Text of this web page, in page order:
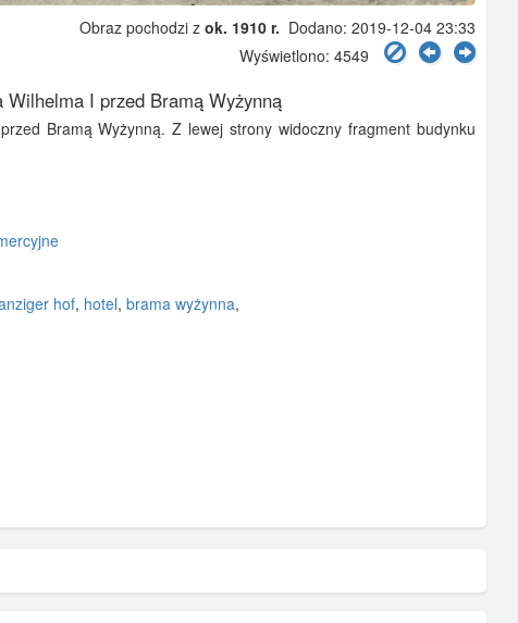
Obraz pochodzi z ok. 1910 r. Dodano: 2019-12-04 23:33
Wyświetlono: 4549
Wilhelma I przed Bramą Wyżynną
Bramą Wyżynną. Z lewej strony widoczny fragment budynku
hof, hotel, brama wyżynna,